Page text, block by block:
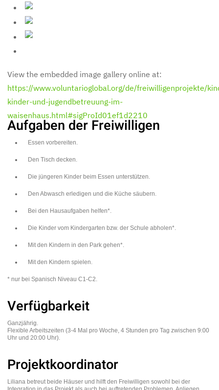
View the embedded image gallery online at:
https://www.voluntarioglobal.org/de/freiwilligenprojekte/
kinder-und-jugendbetreuung-im-
waisenhaus.html#sigProId01ef1d2210
Aufgaben der Freiwilligen
Essen vorbereiten.
Den Tisch decken.
Die jüngeren Kinder beim Essen unterstützen.
Den Abwasch erledigen und die Küche säubern.
Bei den Hausaufgaben helfen*.
Die Kinder vom Kindergarten bzw. der Schule abholen*.
Mit den Kindern in den Park gehen*.
Mit den Kindern spielen.
* nur bei Spanisch Niveau C1-C2.
Verfügbarkeit
Ganzjährig.
Flexible Arbeitszeiten (3-4 Mal pro Woche, 4 Stunden pro Tag zwischen 9:00
Uhr und 20:00 Uhr).
Projektkoordinator
Liliana betreut beide Häuser und hilft den Freiwilligen sowohl bei der